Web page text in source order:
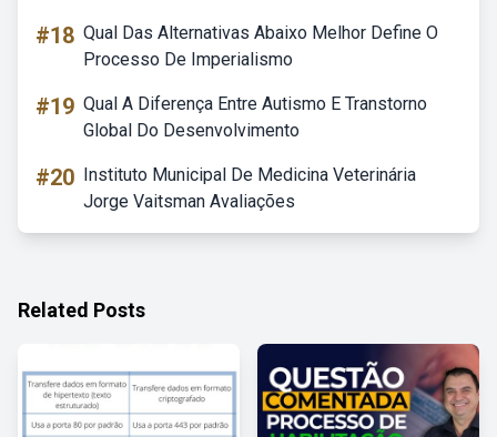
#18 Qual Das Alternativas Abaixo Melhor Define O
Processo De Imperialismo
#19 Qual A Diferença Entre Autismo E Transtorno
Global Do Desenvolvimento
#20 Instituto Municipal De Medicina Veterinária
Jorge Vaitsman Avaliações
Related Posts